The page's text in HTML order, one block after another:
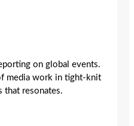
on global events.
media work in tight-knit
that resonates.